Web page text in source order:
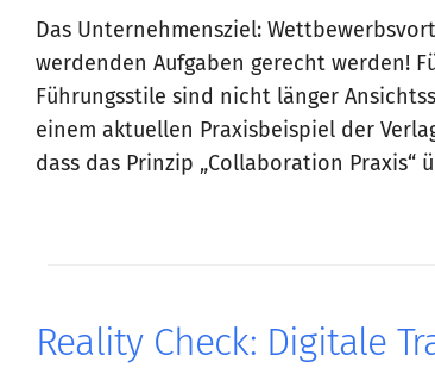
Das Unternehmensziel:
werdenden Aufgaben gerecht werden!
Führungsstile sind nicht länger
einem aktuellen Praxisbeispiel der
dass das Prinzip „Collaboration Praxis“
Reality Check: Digitale